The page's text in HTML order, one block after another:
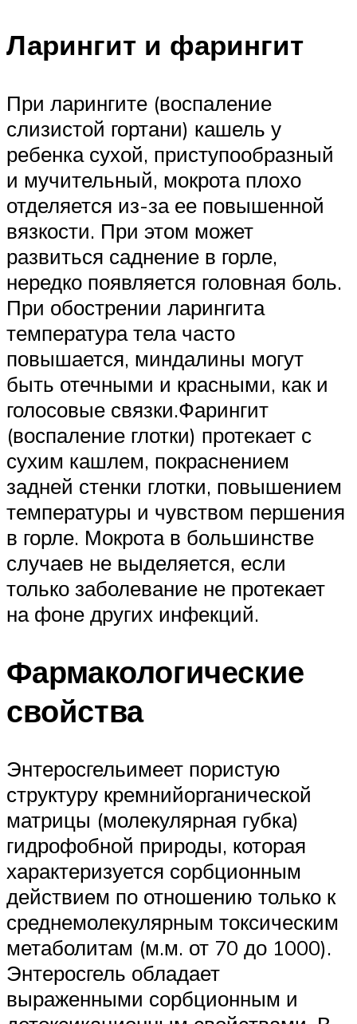
Ларингит и фарингит
При ларингите (воспаление
слизистой гортани) кашель у
ребенка сухой, приступообразный
и мучительный, мокрота плохо
отделяется из-за ее повышенной
вязкости. При этом может
развиться саднение в горле,
нередко появляется головная боль.
При обострении ларингита
температура тела часто
повышается, миндалины могут
быть отечными и красными, как и
голосовые связки.Фарингит
(воспаление глотки) протекает с
сухим кашлем, покраснением
задней стенки глотки, повышением
температуры и чувством першения
в горле. Мокрота в большинстве
случаев не выделяется, если
только заболевание не протекает
на фоне других инфекций.
Фармакологические
свойства
Энтеросгельимеет пористую
структуру кремнийорганической
матрицы (молекулярная губка)
гидрофобной природы, которая
характеризуется сорбционным
действием по отношению только к
среднемолекулярным токсическим
метаболитам (м.м. от 70 до 1000).
Энтеросгель обладает
выраженными сорбционным и